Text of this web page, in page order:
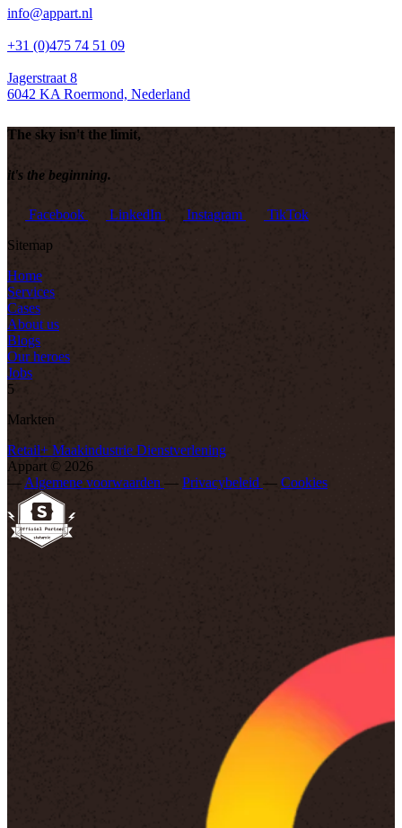
info@appart.nl
+31 (0)475 74 51 09
Jagerstraat 8
6042 KA Roermond, Nederland
The sky isn't the limit,
it's the beginning.
Facebook LinkedIn Instagram
TikTok
Sitemap
Home
Services
Cases
About us
Blogs
Our heroes
Jobs
5
Markten
Retail+ Maakindustrie Dienstverlening
Appart © 2026
— Algemene voorwaarden — Privacybeleid — Cookies